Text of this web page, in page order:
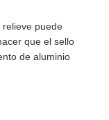
relieve puede
que el sello
de aluminio